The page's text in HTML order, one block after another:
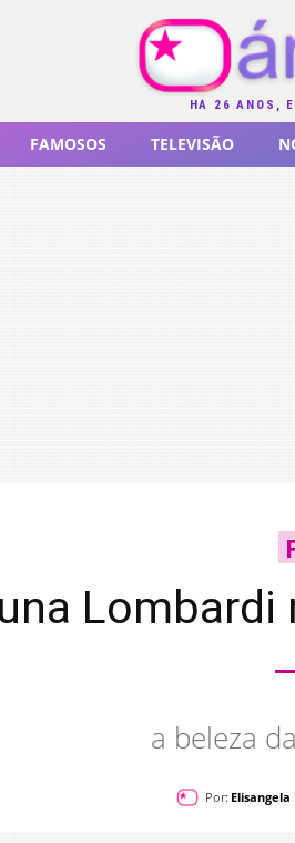
HÁ 26 ANOS,
FAMOSOS TELEVISÃO
a beleza
Por: